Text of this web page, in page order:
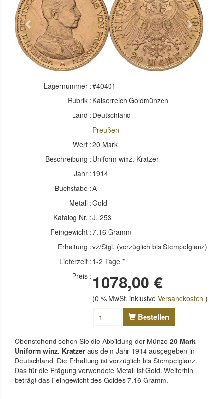
Previous Next
Lagernummer :#40401
Rubrik : Kaiserreich Goldmünzen
Land : Deutschland
Preußen
Wert :20 Mark
Beschreibung : Uniform winz. Kratzer
Jahr : 1914
Buchstabe :A
Metall :Gold
Katalog Nr. :J. 253
Feingewicht :7.16 Gramm
Erhaltung :vz/Stgl. (vorzüglich bis Stempelglanz)
Lieferzeit : 1-2 Tage *
Preis : 1078,00 €
(0 % MwSt. inklusiveVersandkosten )
Bestellen
Obenstehend sehen Sie die Abbildung der Münze 20 Mark
Uniform winz. Kratzeraus dem Jahr 1914 ausgegeben in
Deutschland. Die Erhaltung ist vorzüglich bis Stempelglanz.
Das für die Prägung verwendete Metall ist Gold. Weiterhin
beträgt das Feingewicht des Goldes 7.16 Gramm.